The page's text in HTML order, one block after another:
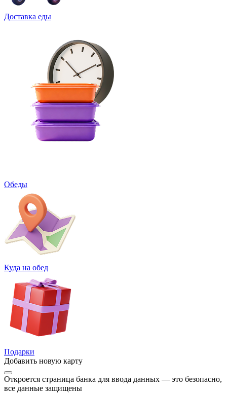
Доставка еды
Обеды
Куда на обед
Подарки
Добавить новую карту
Откроется страница банка для ввода данных — это безопасно,
все данные защищены